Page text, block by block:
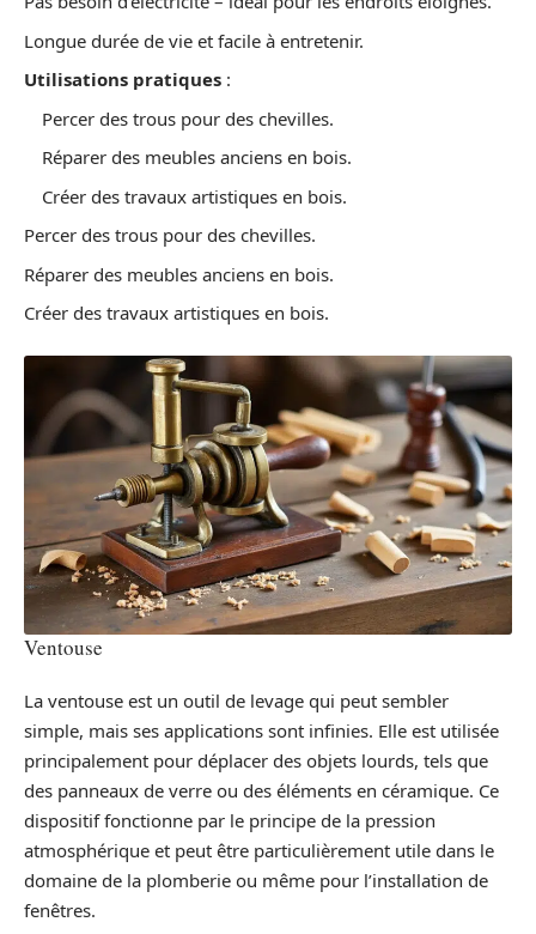
Longue durée de vie et facile à entretenir.
Utilisations pratiques :
Percer des trous pour des chevilles.
Réparer des meubles anciens en bois.
Créer des travaux artistiques en bois.
Percer des trous pour des chevilles.
Réparer des meubles anciens en bois.
Créer des travaux artistiques en bois.
Ventouse
La ventouse est un outil de levage qui peut sembler
simple, mais ses applications sont infinies. Elle est utilisée
principalement pour déplacer des objets lourds, tels que
des panneaux de verre ou des éléments en céramique. Ce
dispositif fonctionne par le principe de la pression
atmosphérique et peut être particulièrement utile dans le
domaine de la plomberie ou même pour l’installation de
fenêtres.